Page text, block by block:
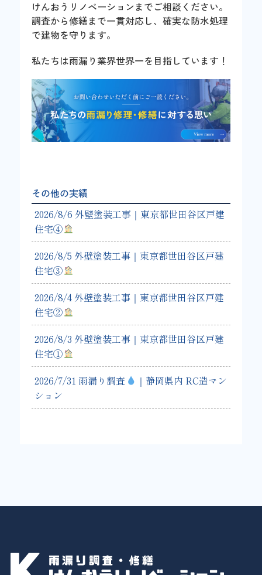
けんおうリノベーションまでご相談ください。
調査から修繕まで一貫対応し、確実な防水処理
で建物を守ります。
私たちは雨漏り業界世界一を目指しています！
その他の実績
2026/8/6 外壁塗装工事｜東京都世田谷区戸建
住宅④
2026/8/5 外壁塗装工事｜東京都世田谷区戸建
住宅③
2026/8/4 外壁塗装工事｜東京都世田谷区戸建
住宅②
2026/8/3 外壁塗装工事｜東京都世田谷区戸建
住宅①
2026/7/31 雨漏り調査
｜静岡県内 RC造マン
ション